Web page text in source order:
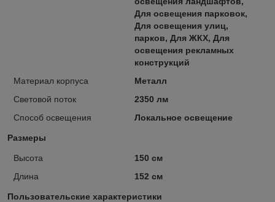
Для освещения парковок,
Для освещения улиц,
парков, Для ЖКХ, Для
освещения рекламных
конструкций
Материал корпуса
Металл
Световой поток
2350 лм
Способ освещения
Локальное освещение
Размеры
Высота
150 см
Длина
152 см
Пользовательские характеристики